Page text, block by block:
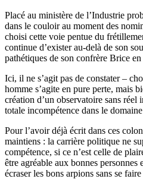
Placé au ministère de l’Industrie
dans le couloir au moment des
choisi cette voie pentue du
continue d’exister au-delà de son
pathétiques de son confrère Brice
Ici, il ne s’agit pas de constater –
homme s’agite en pure perte, mais
création d’un observatoire sans
totale incompétence dans le
Pour l’avoir déjà écrit dans ces
maintiens : la carrière politique ne
compétence, si ce n’est celle de
être agréable aux bonnes
écraser les bons arpions sans se